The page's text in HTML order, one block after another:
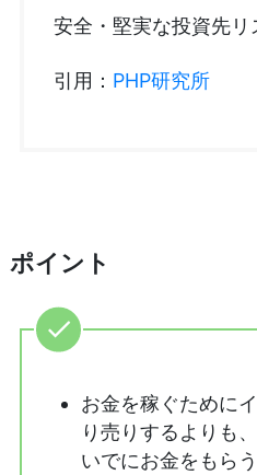
安全・堅実な投資先リ
引用： PHP研究所
ポイント
お金を稼ぐために
り売りするよりも
いでにお金をもら